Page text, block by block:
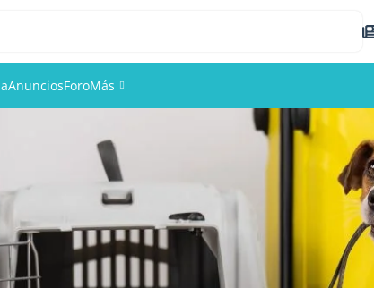
AnunciosForoMás
Eventos
Miembros
Fotos